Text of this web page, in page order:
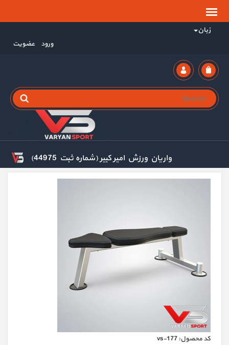
زبان
ورود عضویت
واریان ورزش امیر کبیر (شماره ثبت 44975)
كد محصول: vs-177